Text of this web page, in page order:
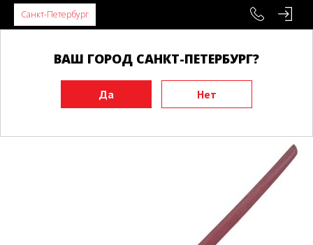
Санкт-Петербург
ВАШ ГОРОД САНКТ-ПЕТЕРБУРГ?
Инвентарь
Тренировочные макеты
Бокен BUDO под цубу, амарант